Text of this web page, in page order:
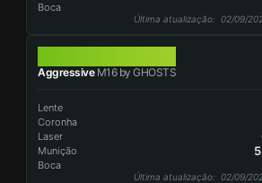
Boca
Última atualização: 02/09/
AggressiveM16 by GHOSTS
Lente
Coronha
Laser
Munição
Boca
Última atualização: 02/09/